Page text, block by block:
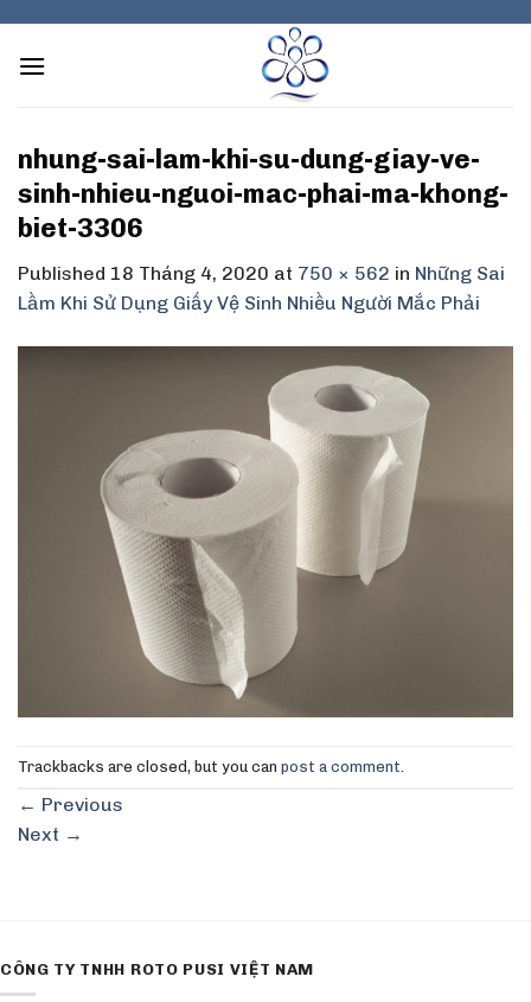
content
nhung-sai-lam-khi-su-dung-giay-ve-
sinh-nhieu-nguoi-mac-phai-ma-khong-
biet-3306
Published 18 Tháng 4, 2020 at 750 × 562 in Những Sai
Lầm Khi Sử Dụng Giấy Vệ Sinh Nhiều Người Mắc Phải
Trackbacks are closed, but you can post a comment
← Previous
Next →
CÔNG TY TNHH ROTO PUSI VIỆT NAM